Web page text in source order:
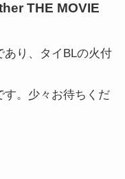
THE MOVIE
あり、タイBLの火付
。少々お待ちくだ